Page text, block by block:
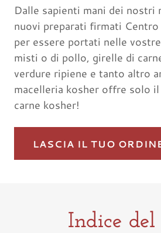
Dalle sapienti mani dei nostri
nuovi preparati firmati
per essere portati nelle
misti o di pollo, girelle di
verdure ripiene e tanto altro
macelleria kosher offre solo
carne kosher!
LASCIA IL TUO
Indice del